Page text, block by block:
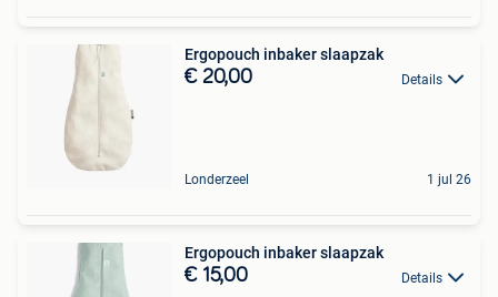
Ergopouch inbaker slaapzak
€ 20,00 Details
Londerzeel 1 jul 26
Ergopouch inbaker slaapzak
€ 15,00 Details